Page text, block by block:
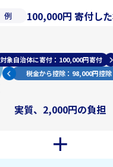
例 100,000円 寄付し
対象自治体に寄付：100,000円寄付
税金から控除：98,000円控除
実質、2,000円の負担
＋